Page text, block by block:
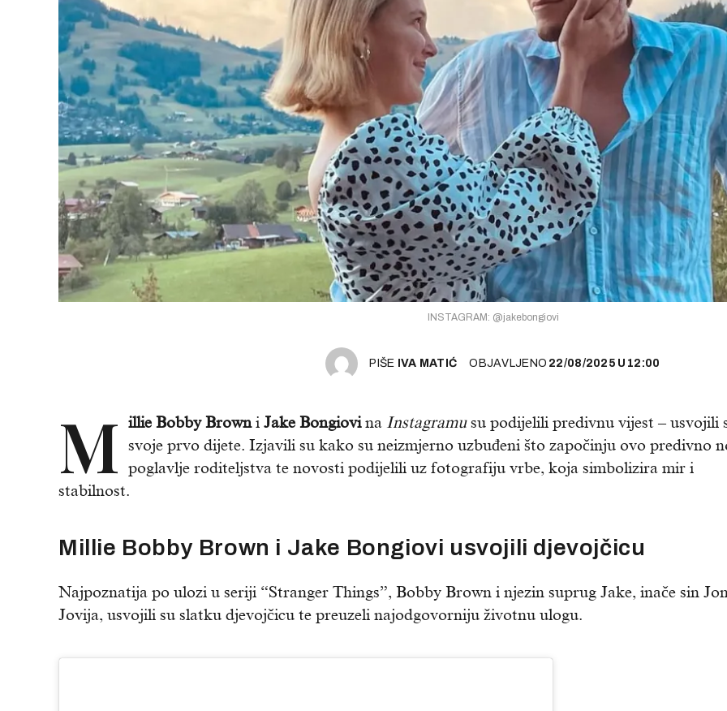
INSTAGRAM: @jakebongiovi
PIŠE IVA MATIĆ OBJAVLJENO 22/08/2025 U 12:00
M illie Bobby Browni Jake Bongiovina Instagramusu podijelili predivnu vijest – usvojili
svoje prvo dijete. Izjavili su kako su neizmjerno uzbuđeni što započinju ovo predivno
poglavlje roditeljstva te novosti podijelili uz fotografiju vrbe, koja simbolizira mir i
stabilnost.
Millie Bobby Brown i Jake Bongiovi usvojili djevojčicu
Najpoznatija po ulozi u seriji “Stranger Things”, Bobby Brown i njezin suprug Jake, inače sin
Jovija, usvojili su slatku djevojčicu te preuzeli najodgovorniju životnu ulogu.